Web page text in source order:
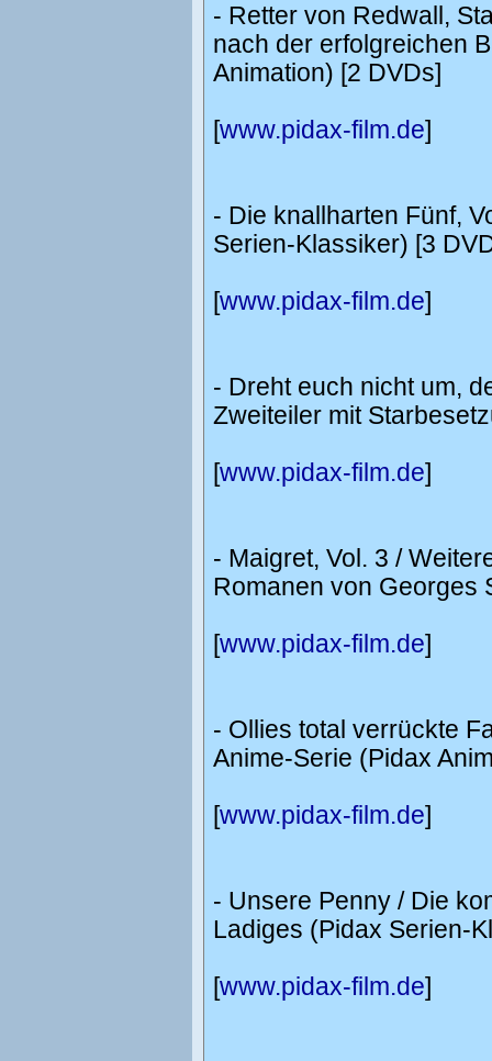
- Retter von Redwall,
nach der erfolgreichen
Animation) [2 DVDs]
[www.pidax-film.de]
- Die knallharten Fünf,
Serien-Klassiker) [3
[www.pidax-film.de]
- Dreht euch nicht um,
Zweiteiler mit
[www.pidax-film.de]
- Maigret, Vol. 3 /
Romanen von Georges
[www.pidax-film.de]
- Ollies total verrückte
Anime-Serie (Pidax
[www.pidax-film.de]
- Unsere Penny / Die
Ladiges (Pidax Serien-
[www.pidax-film.de]